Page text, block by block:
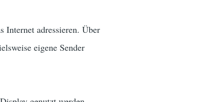
Internet adressieren. Über
eigene Sender